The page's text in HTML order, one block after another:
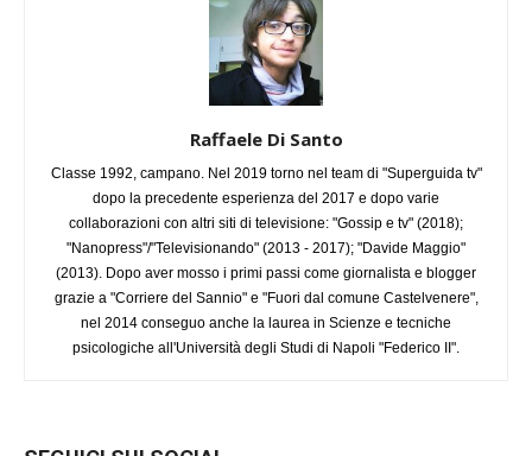
Raffaele Di Santo
Classe 1992, campano. Nel 2019 torno nel team di "Superguida tv"
dopo la precedente esperienza del 2017 e dopo varie
collaborazioni con altri siti di televisione: "Gossip e tv" (2018);
"Nanopress"/"Televisionando" (2013 - 2017); "Davide Maggio"
(2013). Dopo aver mosso i primi passi come giornalista e blogger
grazie a "Corriere del Sannio" e "Fuori dal comune Castelvenere",
nel 2014 conseguo anche la laurea in Scienze e tecniche
psicologiche all'Università degli Studi di Napoli "Federico II".